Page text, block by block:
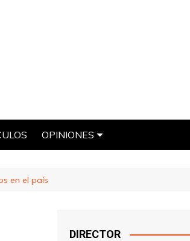
OPINIONES
en el país
DIRECTOR